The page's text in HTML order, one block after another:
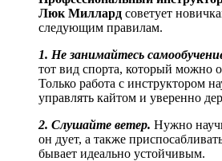
Люк Миллард советует
следующим правилам.
1. Не занимайтесь
тот вид спорта, который можно
Только работа с инструктором
управлять кайтом и уверенно
2. Слушайте ветер. Нужно
он дует, а также
бывает идеально устойчивым.